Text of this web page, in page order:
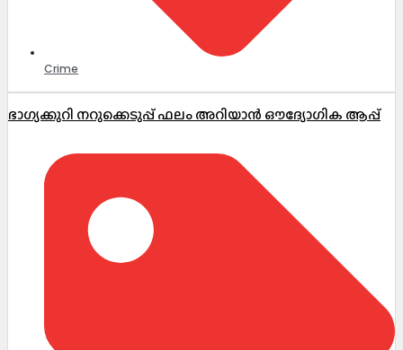
Crime
ഭാഗ്യക്കുറി നറുക്കെടുപ്പ് ഫലം അറിയാൻ ഔദ്യോഗിക ആപ്പ്